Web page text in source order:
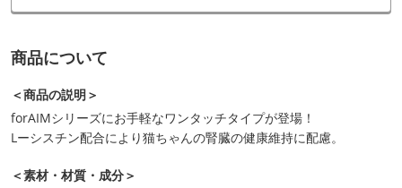
商品について
＜商品の説明＞
forAIMシリーズにお手軽なワンタッチタイプが登場！
Lーシスチン配合により猫ちゃんの腎臓の健康維持に配慮。
＜素材・材質・成分＞